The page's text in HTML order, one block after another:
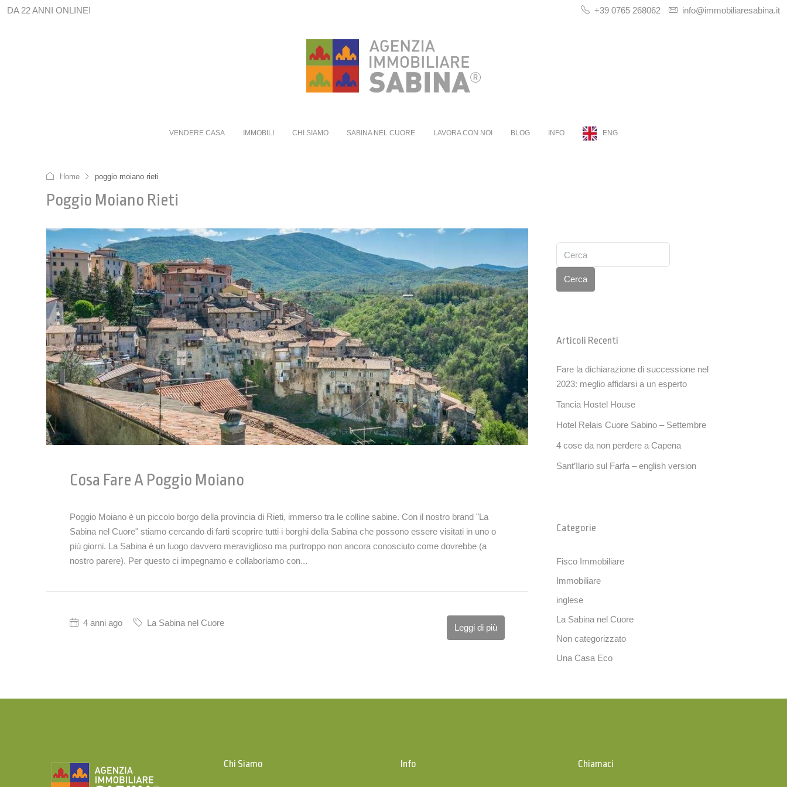
DA 22 ANNI ONLINE! +39 0765 268062 info@immobiliaresabina.it
VENDERE CASA IMMOBILI CHI SIAMO SABINA NEL CUORE LAVORA CON NOI BLOG INFO ENG
Home poggio moiano rieti
Poggio Moiano Rieti
Cosa Fare A Poggio Moiano
Poggio Moiano è un piccolo borgo della provincia di Rieti, immerso tra le colline sabine. Con il nostro brand "La
Sabina nel Cuore" stiamo cercando di farti scoprire tutti i borghi della Sabina che possono essere visitati in uno o
più giorni. La Sabina è un luogo davvero meraviglioso ma purtroppo non ancora conosciuto come dovrebbe (a
nostro parere). Per questo ci impegnamo e collaboriamo con...
4 anni ago La Sabina nel Cuore Leggi di più
Cerca
Articoli Recenti
Fare la dichiarazione di successione nel
2023: meglio affidarsi a un esperto
Tancia Hostel House
Hotel Relais Cuore Sabino – Settembre
4 cose da non perdere a Capena
Sant’Ilario sul Farfa – english version
Categorie
Fisco Immobiliare
Immobiliare
inglese
La Sabina nel Cuore
Non categorizzato
Una Casa Eco
Chi Siamo Info Chiamaci